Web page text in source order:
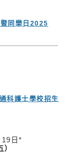
同樂日2025
科護士學校招生
日*